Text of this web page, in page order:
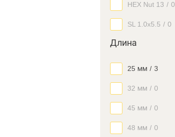
HEX Nut 13 / 0
SL 1.0x5.5 / 0
Длина
25 мм / 3
32 мм / 0
45 мм / 0
48 мм / 0